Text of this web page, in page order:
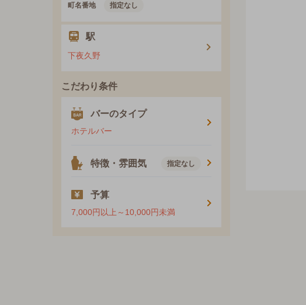
町名番地 指定なし
駅
下夜久野
こだわり条件
バーのタイプ
ホテルバー
特徴・雰囲気 指定なし
予算
7,000円以上～10,000円未満